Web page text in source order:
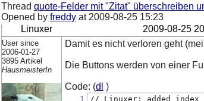
Thread quote-Felder mit "Zitat" überschreiben
Opened by freddy at 2009-08-25 15:23
Linuxer
2009-08-25
User since
2006-01-27
3895 Artikel
HausmeisterIn
Damit es nicht verloren geht
Die Buttons werden von einer
Code: (dl )
1
// Linuxer: added index